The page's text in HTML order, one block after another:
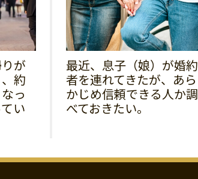
が
約
っ
い
最近、息子（娘）が婚約
者を連れてきたが、あら
かじめ信頼できる人か調
べておきたい。